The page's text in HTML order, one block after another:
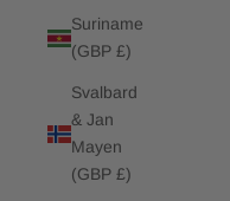
Suriname
(GBP £)
Svalbard
& Jan
Mayen
(GBP £)